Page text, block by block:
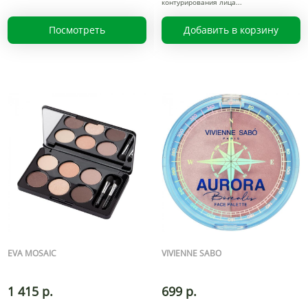
Посмотреть
контурирования лица
Добавить в корзину
EVA MOSAIC
1 415 р.
VIVIENNE SABO
699 р.